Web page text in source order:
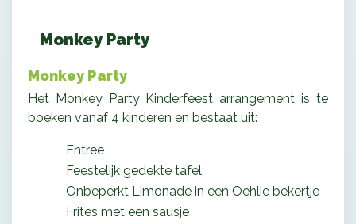
Monkey Party
Monkey Party
Het Monkey Party Kinderfeest arrangement is te
boeken vanaf 4 kinderen en bestaat uit:
Entree
Feestelijk gedekte tafel
Onbeperkt Limonade in een Oehlie bekertje
Frites met een sausje